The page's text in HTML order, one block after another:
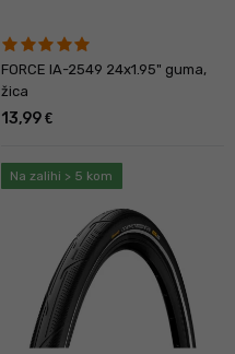
FORCE IA-2549 24x1.95" guma,
žica
13,99 €
Na zalihi > 5 kom